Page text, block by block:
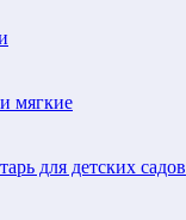
мягкие
для детских садов